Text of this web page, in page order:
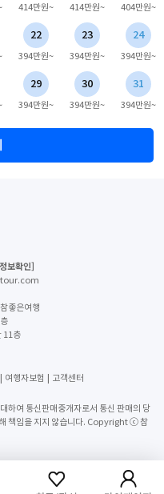
414만원~ 414만원~ 404만원~
22
394만원~
23
394만원~
24
394만원~
29
394만원~
30
394만원~
31
394만원~
보확인]
좋은여행
11층
여행자보험 고객센터
하여 통신판매중개자로서 통신 판매의 당
책임을 지지 않습니다. Copyright ⓒ 참